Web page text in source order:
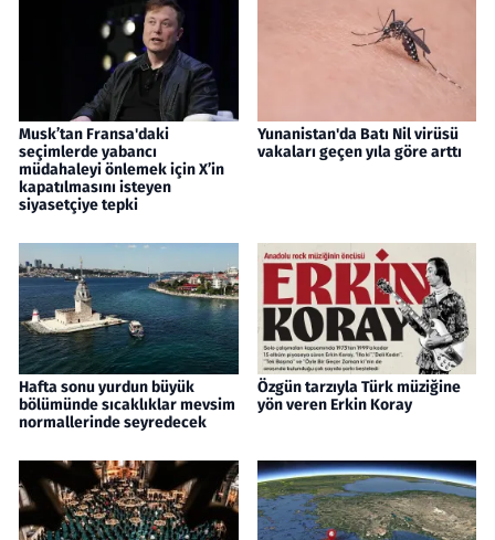
Musk’tan Fransa'daki
seçimlerde yabancı
müdahaleyi önlemek için X’in
kapatılmasını isteyen
siyasetçiye tepki
Yunanistan'da Batı Nil virüsü
vakaları geçen yıla göre arttı
Hafta sonu yurdun büyük
bölümünde sıcaklıklar mevsim
normallerinde seyredecek
Özgün tarzıyla Türk müziğine
yön veren Erkin Koray